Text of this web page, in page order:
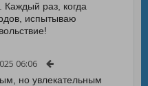
Каждый раз, когда
испытываю
06:06
но увлекательным